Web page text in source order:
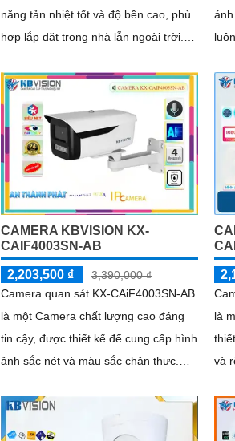
năng tản nhiệt tốt và độ bền cao, phù
hợp lắp đặt trong nhà lẫn ngoài trời.
tiết kiệm thời gian và chi phí cho người
dùng
CAMERA KBVISION KX-
CAIF4003SN-AB
2,203,500 ₫
3,390,000 ₫
Camera quan sát KX-CAiF4003SN-AB
là một Camera chất lượng cao đáng
tin cậy, được thiết kế để cung cấp hình
ảnh sắc nét và màu sắc chân thực.
là
và